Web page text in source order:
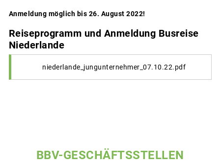
Anmeldung möglich bis 26. August 2022!
Reiseprogramm und Anmeldung Busreise
Niederlande
niederlande_jungunternehmer_07.10.22.pdf
BBV-GESCHÄFTSSTELLEN